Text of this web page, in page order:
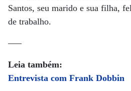
Santos, seu marido e sua filha,
de trabalho.
—–
Leia também:
Entrevista com Frank Dobbin